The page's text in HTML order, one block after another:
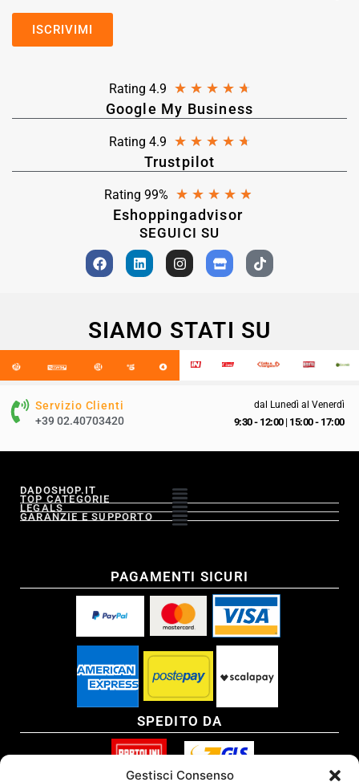
Gestisci Consenso
Rating 4.9 ★ ★ ★ ★ ★
Google My Business
Rating 4.9 ★ ★ ★ ★ ★
Trustpilot
Rating 99% ★ ★ ★ ★ ★
Eshoppingadvisor
SEGUICI SU
SIAMO STATI SU
Servizio Clienti
+39 02.40703420
dal Lunedì al Venerdì
9:30 - 12:00| 15:00 - 17:00
DADOSHOP.IT
TOP CATEGORIE
LEGALS
GARANZIE E SUPPORTO
PAGAMENTI SICURI
SPEDITO DA